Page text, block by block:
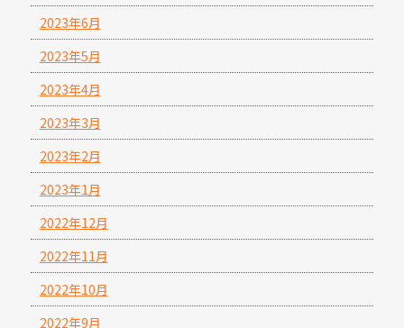
2023年6月
2023年5月
2023年4月
2023年3月
2023年2月
2023年1月
2022年12月
2022年11月
2022年10月
2022年9月